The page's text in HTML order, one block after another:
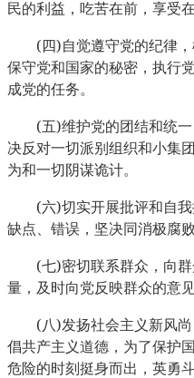
民的利益，吃苦在前，享受
( 四)自觉遵守党的纪律
保守党和国家的秘密，执行
成党的任务。
(五)维护党的团结和统
决反对一切派别组织和小集
为和一切阴谋诡计。
(六)切实开展批评和自
缺点、错误，坚决同消极腐
(七)密切联系群众，向
量，及时向党反映群众的意
(八)发扬社会主义新风
倡共产主义道德，为了保护
危险的时刻挺身而出，英勇